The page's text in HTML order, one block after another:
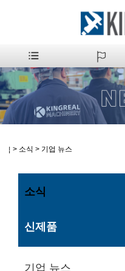
집 > 소식 > 기업 뉴스
소식
신제품
기업 뉴스